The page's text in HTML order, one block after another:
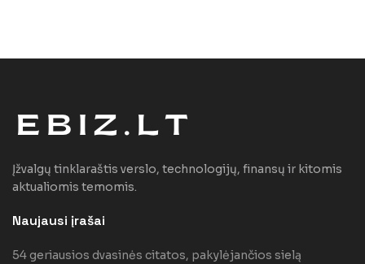
Įžvalgų tinklaraštis verslo, technologijų, finansų ir kitomis
aktualiomis temomis.
Naujausi įrašai
54 geriausios dvasinės citatos, pakylėjančios sielą